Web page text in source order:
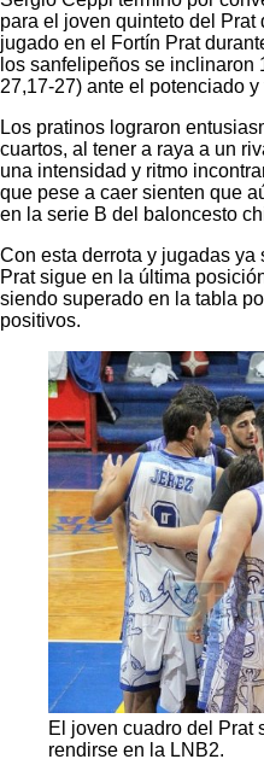
para el joven quinteto del
jugado en el Fortín Prat
los sanfelipeños se inclinaron
27,17-27) ante el potenciado
Los pratinos lograron
cuartos, al tener a raya a un
una intensidad y ritmo
que pese a caer sienten que
en la serie B del baloncesto
Con esta derrota y jugadas ya
Prat sigue en la última
siendo superado en la tabla
positivos.
El joven cuadro del Prat
rendirse en la LNB2.